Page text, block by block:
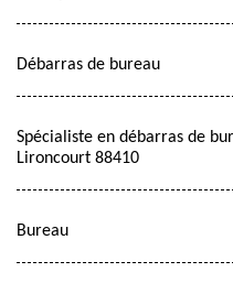
Débarras de bureau
Spécialiste en débarras de
Lironcourt 88410
Bureau